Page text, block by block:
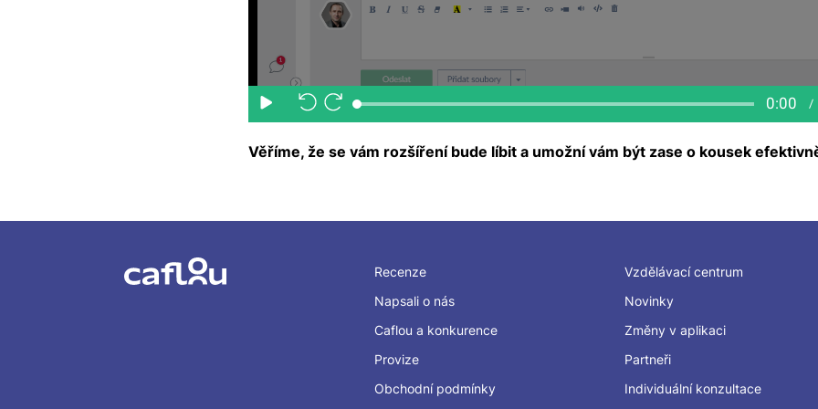
Věříme, že se vám rozšíření bude líbit a umožní vám být zase o kousek
Recenze
Napsali o nás
Caflou a konkurence
Provize
Obchodní podmínky
Vzdělávací centrum
Novinky
Změny v aplikaci
Partneři
Individuální konzultace